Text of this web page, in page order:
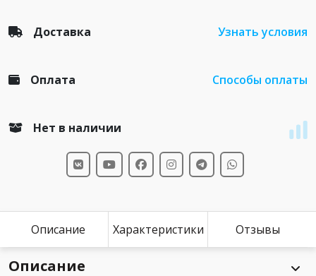
Доставка Узнать условия
Оплата Способы оплаты
Нет в наличии
Описание Характеристики Отзывы
Описание